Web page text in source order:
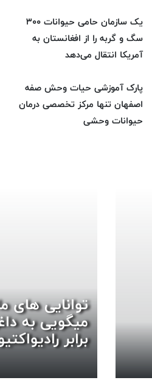
یک سازمان حامی حیوانات ۳۰۰
سگ و گربه را از افغانستان به
آمریکا انتقال می‌دهد
پارک آموزشی حیات وحش صفه
اصفهان تنها مرکز تخصصی درمان
حیوانات وحشی
توانایی های
میگویی به
برابر